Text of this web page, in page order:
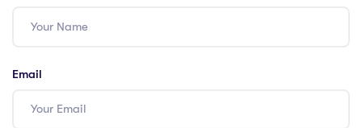
Email